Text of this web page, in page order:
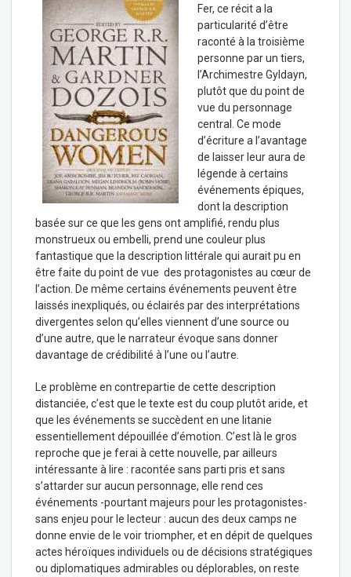
Fer, ce récit a la
particularité d’être
raconté à la troisième
personne par un tiers,
l’Archimestre Gyldayn,
plutôt que du point de
vue du personnage
central. Ce mode
d’écriture a l’avantage
de laisser leur aura de
légende à certains
événements épiques,
dont la description
basée sur ce que les gens ont amplifié, rendu plus
monstrueux ou embelli, prend une couleur plus
fantastique que la description littérale qui aurait pu en
être faite du point de vue des protagonistes au cœur de
l’action. De même certains événements peuvent être
laissés inexpliqués, ou éclairés par des interprétations
divergentes selon qu’elles viennent d’une source ou
d’une autre, que le narrateur évoque sans donner
davantage de crédibilité à l’une ou l’autre.
Le problème en contrepartie de cette description
distanciée, c’est que le texte est du coup plutôt aride, et
que les événements se succèdent en une litanie
essentiellement dépouillée d’émotion. C’est là le gros
reproche que je ferai à cette nouvelle, par ailleurs
intéressante à lire : racontée sans parti pris et sans
s’attarder sur aucun personnage, elle rend ces
événements -pourtant majeurs pour les protagonistes-
sans enjeu pour le lecteur : aucun des deux camps ne
donne envie de le voir triompher, et en dépit de quelques
actes héroïques individuels ou de décisions stratégiques
ou diplomatiques admirables ou déplorables, on reste